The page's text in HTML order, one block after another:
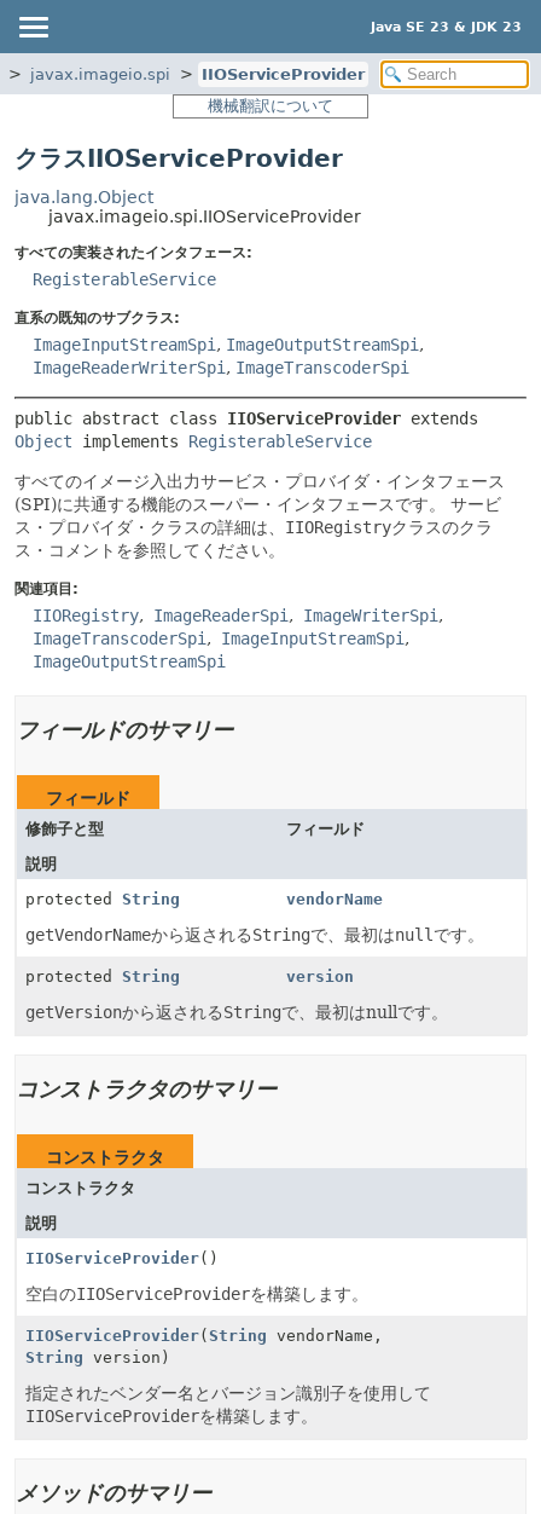
Java SE 23 & JDK 23
javax.imageio.spi
IIOServiceProvider
機械翻訳について
クラスIIOServiceProvider
java.lang.Object
javax.imageio.spi.IIOServiceProvider
すべての実装されたインタフェース:
RegisterableService
直系の既知のサブクラス:
ImageInputStreamSpi , ImageOutputStreamSpi ,
ImageReaderWriterSpi , ImageTranscoderSpi
public abstract class IIOServiceProvider
Object implements RegisterableService
すべてのイメージ入出力サービス・プロバイダ・インタフェース
(SPI)に共通する機能のスーパー・インタフェースです。
サービ
ス・プロバイダ・クラスの詳細は、 IIORegistryクラスのクラ
ス・コメントを参照してください。
関連項目:
IIORegistry ImageReaderSpi
ImageWriterSpi
ImageTranscoderSpi
ImageInputStreamSpi
ImageOutputStreamSpi
フィールドのサマリー
フィールド
修飾子と型
フィールド
説明
protected String vendorName
getVendorNameから返されるStringで、最初はnull です。
protected String version
getVersionから返されるStringで、最初はnullです。
コンストラクタのサマリー
コンストラクタ
コンストラクタ
説明
IIOServiceProvider()
空白のIIOServiceProviderを構築します。
IIOServiceProvider( String vendorName,
String version)
指定されたベンダー名とバージョン識別子を使用して
IIOServiceProviderを構築します。
メソッドのサマリー